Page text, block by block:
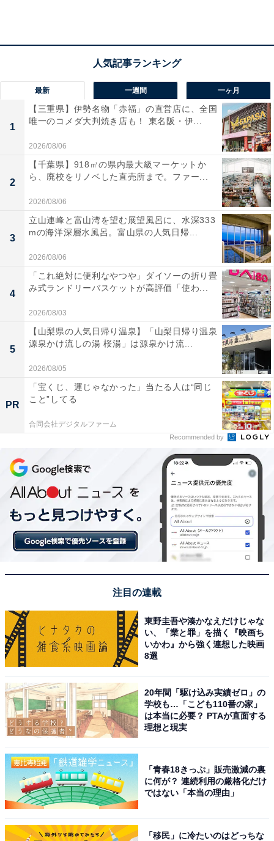
手のひらに乗せられるサイズ
手のひらにちょこんと乗せられるくらいのサイズです。
お月様の下の抹茶味のホイップクリーム
まんまるのお月様の下には、抹茶味のホイップクリーム
土台は4層構造
最新 一週間 一ヶ月
1
【三重県】伊勢名物「赤福」の直営店に、全国
唯一のコメダ大判焼き店も！ 東名阪・伊...
2026/08/06
2
【千葉県】918㎡の県内最大級マーケットか
ら、廃校をリノベした直売所まで。ファー...
2026/08/06
3
立山連峰と富山湾を望む展望風呂に、水深333
mの海洋深層水風呂。富山県の人気日帰...
2026/08/06
4
「これ絶対に便利なやつや」ダイソーの折り畳
み式ランドリーバスケットが高評価「使わ...
2026/08/03
5
【山梨県の人気日帰り温泉】「山梨日帰り温泉
源泉かけ流しの湯 桜湯」は源泉かけ流...
2026/08/05
PR
「宝くじ、運じゃなかった」当たる人は“同じ
こと”してる
合同会社デジタルファーム
Recommended by
注目の連載
東野圭吾や湊かなえだけじゃな
い、「業と罪」を描く『映画ち
いかわ』から強く連想した映画
8選
20年間「駆け込み実績ゼロ」の
学校も…「こども110番の家」
は本当に必要？ PTAが直面する
理想と現実
「青春18きっぷ」販売激減の裏
に何が？ 連続利用の厳格化だけ
ではない「本当の理由」
「移民」に冷たいのはどっちな